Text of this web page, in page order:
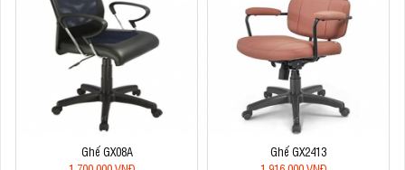
Ghế GX08A
Ghế GX2413